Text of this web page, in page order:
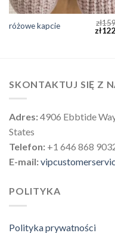
różowe kapcie zł
zł
SKONTAKTUJ SIĘ Z
Adres:4906 Ebbtide
States
Telefon: +1 646 868
E-mail:
POLITYKA
Polityka prywatności